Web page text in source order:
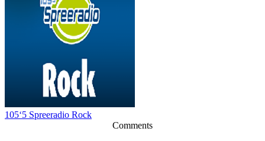
105‘5 Spreeradio Rock
Comments